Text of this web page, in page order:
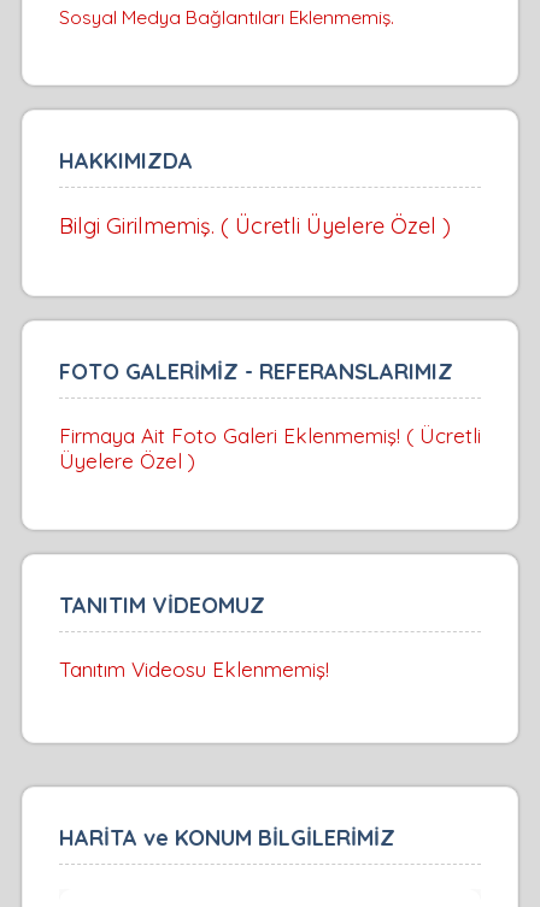
Sosyal Medya Bağlantıları Eklenmemiş.
HAKKIMIZDA
Bilgi Girilmemiş. ( Ücretli Üyelere Özel )
FOTO GALERİMİZ - REFERANSLARIMIZ
Firmaya Ait Foto Galeri Eklenmemiş! ( Ücretli
Üyelere Özel )
TANITIM VİDEOMUZ
Tanıtım Videosu Eklenmemiş!
HARİTA ve KONUM BİLGİLERİMİZ